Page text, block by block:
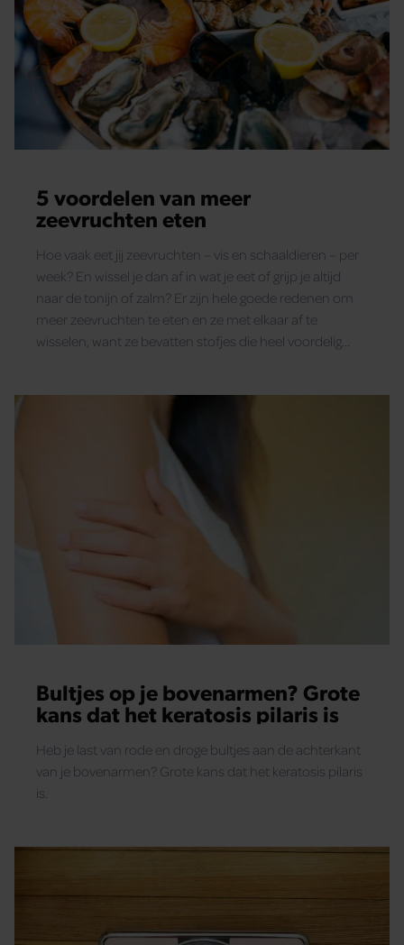
5 voordelen van meer
zeevruchten eten
Hoe vaak eet jij zeevruchten – vis en schaaldieren – per
week? En wissel je dan af in wat je eet of grijp je altijd
naar de tonijn of zalm? Er zijn hele goede redenen om
meer zeevruchten te eten en ze met elkaar af te
wisselen, want ze bevatten stofjes die heel voordelig
Bultjes op je bovenarmen? Grote
kans dat het keratosis pilaris is
Heb je last van rode en droge bultjes aan de achterkant
van je bovenarmen? Grote kans dat het keratosis pilaris
is.